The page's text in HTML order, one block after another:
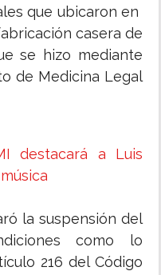
que ubicaron en
casera de
se hizo mediante
de Medicina Legal
destacará a Luis
la suspensión del
como lo
216 del Código